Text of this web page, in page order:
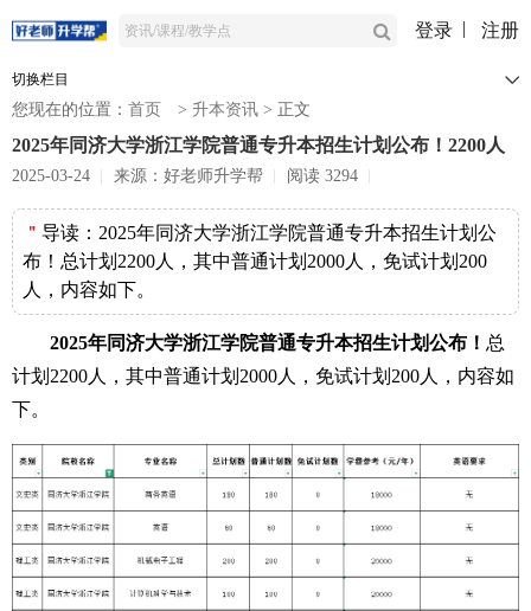
登录 注册
切换栏目
您现在的位置： 首页 > 升本资讯 > 正文
2025年同济大学浙江学院普通专升本招生计划公布！2200人
2025-03-24 来源：好老师升学帮 阅读 3294
＂ 导读： 2025年同济大学浙江学院普通专升本招生计划公
布！总计划2200人，其中普通计划2000人，免试计划200
人，内容如下。
2025年同济大学浙江学院普通专升本招生计划公布！ 总
计划2200人，其中普通计划2000人，免试计划200人，内容如
下。